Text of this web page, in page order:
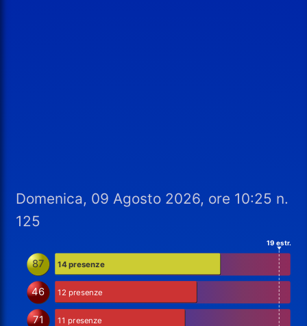
Domenica, 09 Agosto 2026, ore 10:25 n.
125
87 14 presenze
46 12 presenze
71 11 presenze
19 estr.